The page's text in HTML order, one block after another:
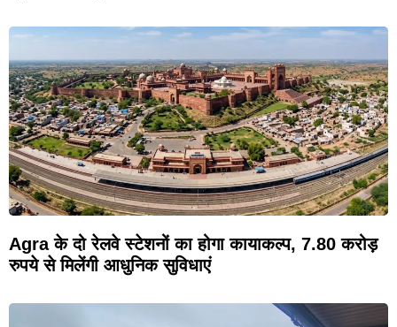
Agra के दो रेलवे स्टेशनों का होगा कायाकल्प, 7.80 करोड़
रुपये से मिलेंगी आधुनिक सुविधाएं